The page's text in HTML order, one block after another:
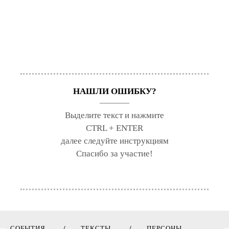
НАШЛИ ОШИБКУ?
Выделите текст и нажмите
CTRL + ENTER
далее следуйте инструкциям
Спасибо за участие!